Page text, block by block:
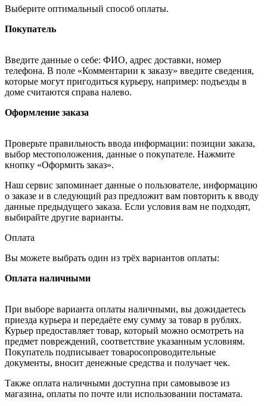
Выберите оптимальный способ оплаты.
Покупатель
Введите данные о себе: ФИО, адрес доставки, номер
телефона. В поле «Комментарии к заказу» введите сведения,
которые могут пригодиться курьеру, например: подъезды в
доме считаются справа налево.
Оформление заказа
Проверьте правильность ввода информации: позиции заказа,
выбор местоположения, данные о покупателе. Нажмите
кнопку «Оформить заказ».
Наш сервис запоминает данные о пользователе, информацию
о заказе и в следующий раз предложит вам повторить к вводу
данные предыдущего заказа. Если условия вам не подходят,
выбирайте другие варианты.
Оплата
Вы можете выбрать один из трёх вариантов оплаты:
Оплата наличными
При выборе варианта оплаты наличными, вы дожидаетесь
приезда курьера и передаёте ему сумму за товар в рублях.
Курьер предоставляет товар, который можно осмотреть на
предмет повреждений, соответствие указанным условиям.
Покупатель подписывает товаросопроводительные
документы, вносит денежные средства и получает чек.
Также оплата наличными доступна при самовывозе из
магазина, оплаты по почте или использовании постамата.